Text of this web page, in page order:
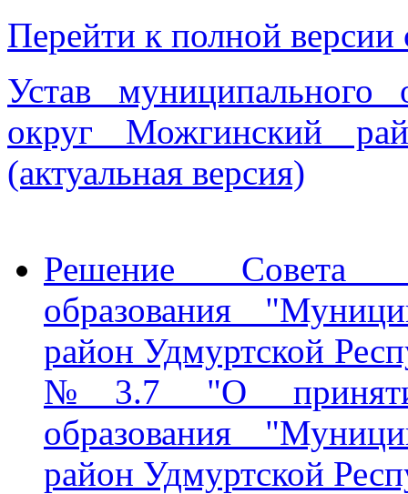
Перейти к полной версии
Устав муниципального
округ Можгинский
(актуальная версия)
Решение Совета
образования
район Удмуртской
№3.7 "О принятии
образования
район Удмуртской